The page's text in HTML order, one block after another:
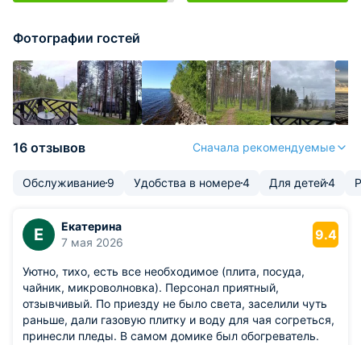
Фотографии гостей
16 отзывов Сначала рекомендуемые
Обслуживание9 Удобства в номере4 Для детей4
Е
Екатерина
7 мая 2026
9.4
Уютно, тихо, есть все необходимое (плита, посуда,
чайник, микроволновка). Персонал приятный,
отзывчивый. По приезду не было света, заселили чуть
раньше, дали газовую плитку и воду для чая согреться,
принесли пледы. В самом домике был обогреватель.